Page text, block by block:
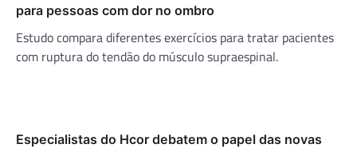
para pessoas com dor no ombro
Estudo compara diferentes exercícios para tratar pacientes
com ruptura do tendão do músculo supraespinal.
Especialistas do Hcor debatem o papel das novas